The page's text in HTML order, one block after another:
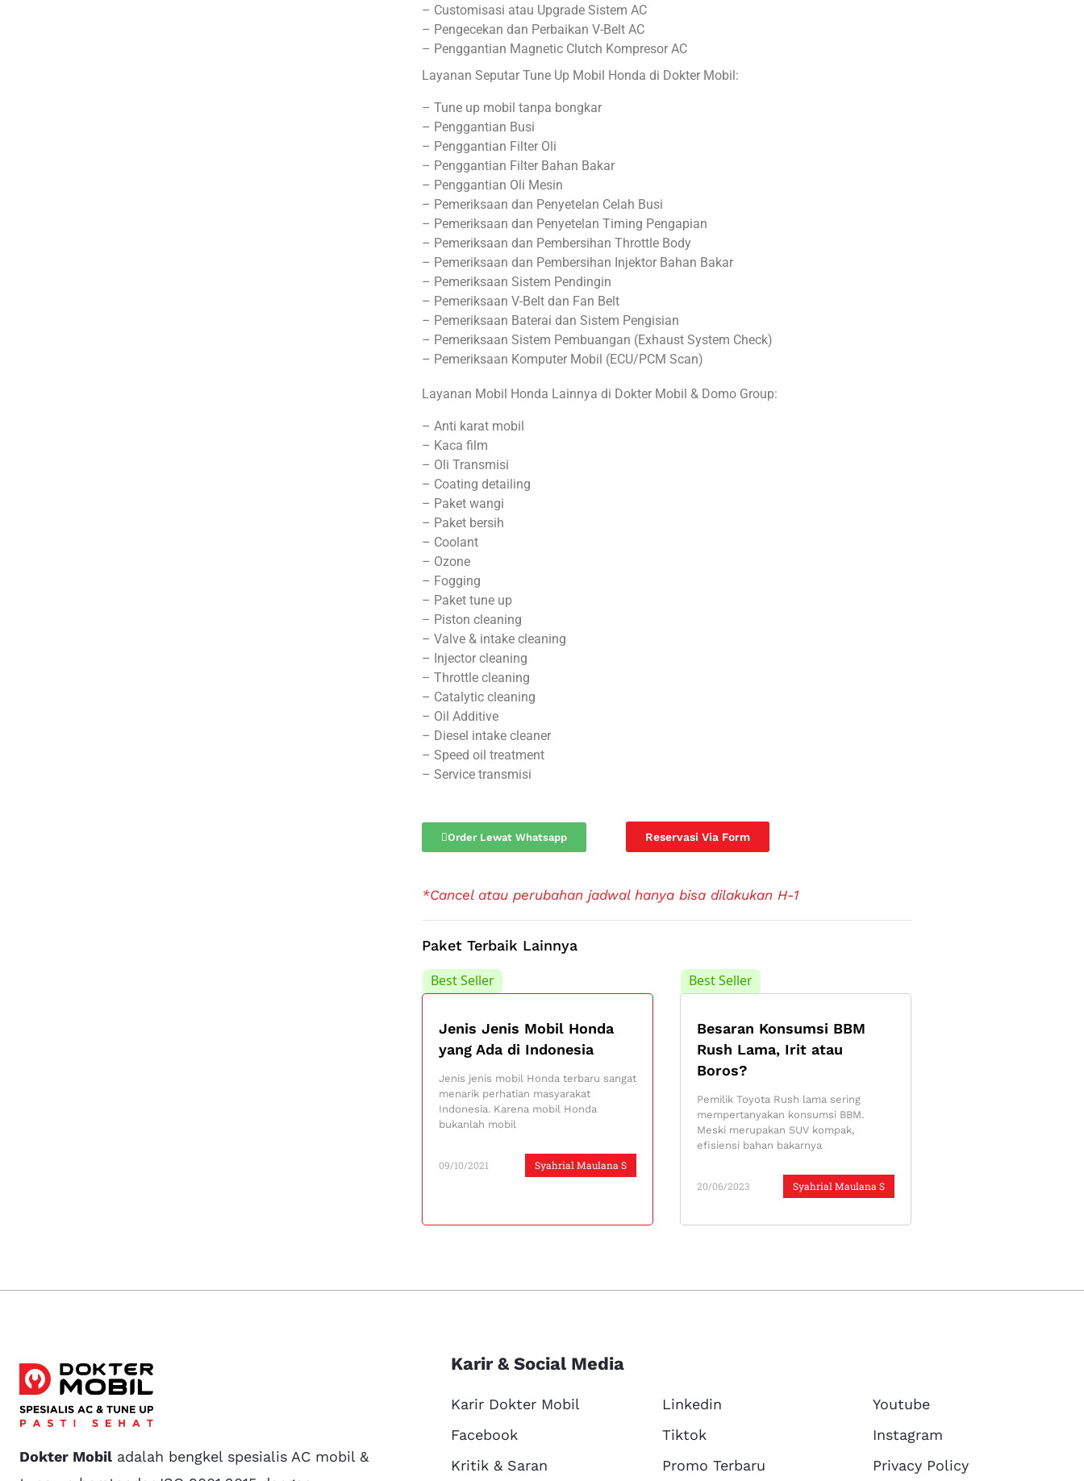
– Customisasi atau Upgrade Sistem AC
– Pengecekan dan Perbaikan V-Belt AC
– Penggantian Magnetic Clutch Kompresor AC
Layanan Seputar Tune Up Mobil Honda di Dokter Mobil:
– Tune up mobil tanpa bongkar
– Penggantian Busi
– Penggantian Filter Oli
– Penggantian Filter Bahan Bakar
– Penggantian Oli Mesin
– Pemeriksaan dan Penyetelan Celah Busi
– Pemeriksaan dan Penyetelan Timing Pengapian
– Pemeriksaan dan Pembersihan Throttle Body
– Pemeriksaan dan Pembersihan Injektor Bahan Bakar
– Pemeriksaan Sistem Pendingin
– Pemeriksaan V-Belt dan Fan Belt
– Pemeriksaan Baterai dan Sistem Pengisian
– Pemeriksaan Sistem Pembuangan (Exhaust System Check)
– Pemeriksaan Komputer Mobil (ECU/PCM Scan)
Layanan Mobil Honda Lainnya di Dokter Mobil & Domo Group:
– Anti karat mobil
– Kaca film
– Oli Transmisi
– Coating detailing
– Paket wangi
– Paket bersih
– Coolant
– Ozone
– Fogging
– Paket tune up
– Piston cleaning
– Valve & intake cleaning
– Injector cleaning
– Throttle cleaning
– Catalytic cleaning
– Oil Additive
– Diesel intake cleaner
– Speed oil treatment
– Service transmisi
Order Lewat Whatsapp Reservasi Via Form
*Cancel atau perubahan jadwal hanya bisa dilakukan H-1
Paket Terbaik Lainnya
Best Seller
Jenis Jenis Mobil Honda
yang Ada di Indonesia
Syahrial Maulana S
09/10/2021
Jenis jenis mobil Honda terbaru sangat
menarik perhatian masyarakat
Indonesia. Karena mobil Honda
bukanlah mobil
Best Seller
Besaran Konsumsi BBM
Rush Lama, Irit atau
Boros?
Syahrial Maulana S
20/06/2023
Pemilik Toyota Rush lama sering
mempertanyakan konsumsi BBM.
Meski merupakan SUV kompak,
efisiensi bahan bakarnya
Dokter Mobil adalah bengkel spesialis AC mobil &
Karir & Social Media
Karir Dokter Mobil Linkedin
Youtube
Facebook
Tiktok
Instagram
Kritik & Saran
Promo Terbaru Privacy Policy